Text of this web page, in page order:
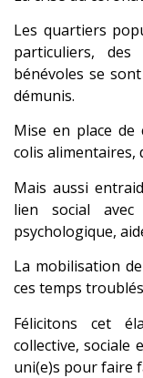
Les quartiers
particuliers,
bénévoles se
démunis.
Mise en place
colis alimentaires,
Mais aussi
lien social
psychologique,
La mobilisation
ces temps
Félicitons cet
collective,
uni(e)s pour faire